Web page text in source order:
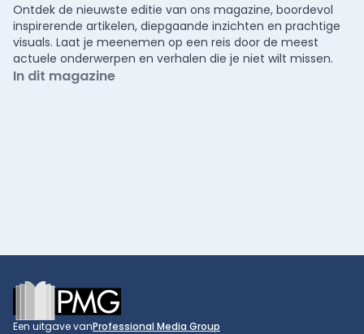
Ontdek de nieuwste editie van ons magazine, boordevol
inspirerende artikelen, diepgaande inzichten en prachtige
visuals. Laat je meenemen op een reis door de meest
actuele onderwerpen en verhalen die je niet wilt missen.
In dit magazine
Footer
Een uitgave vanProfessional Media Group